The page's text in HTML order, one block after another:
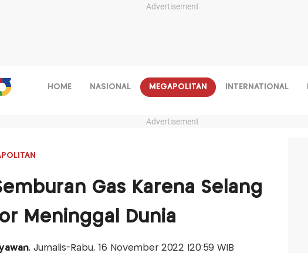
Advertisement
HOME NASIONAL MEGAPOLITAN INTERNATIONAL
Advertisement
Gas Karena Selang
Meninggal Dunia
, Jurnalis-Rabu, 16 November 2022 |20:59 WIB